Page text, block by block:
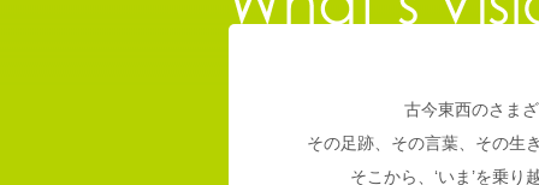
古今東西のさま
その足跡、その言葉、その生
そこから、‘いま’を乗